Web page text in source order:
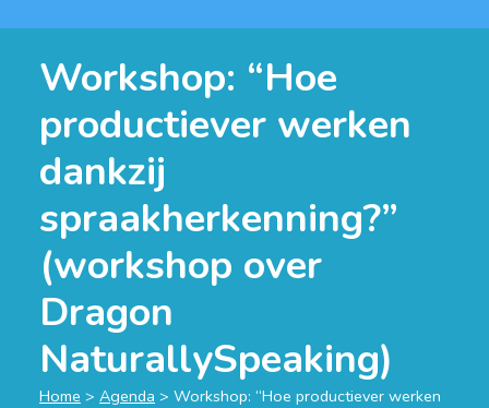
Workshop: “Hoe
productiever werken
dankzij
spraakherkenning?”
(workshop over
Dragon
NaturallySpeaking)
Home > Agenda > Workshop: “Hoe productiever werken